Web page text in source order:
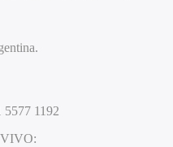
5577 1192
VIVO: